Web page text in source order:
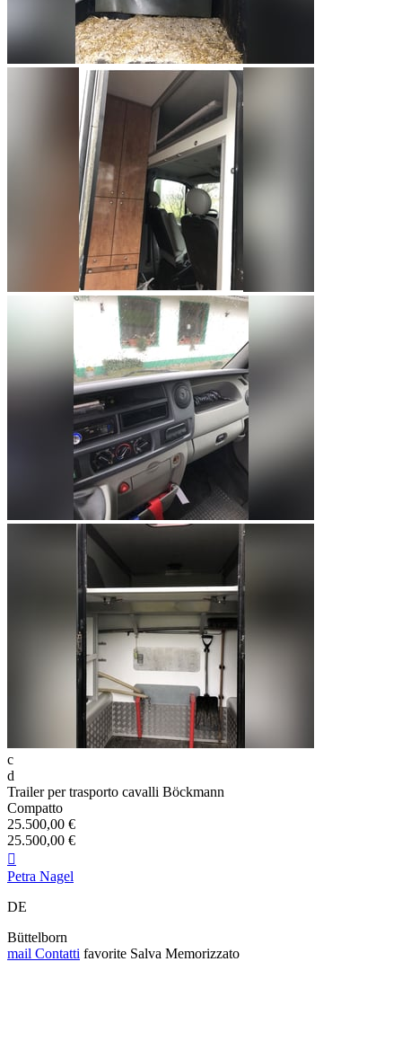
c
d
Trailer per trasporto cavalli Böckmann
Compatto
25.500,00 €
25.500,00 €

Petra Nagel
DE
Büttelborn
mail Contatti favorite Salva Memorizzato